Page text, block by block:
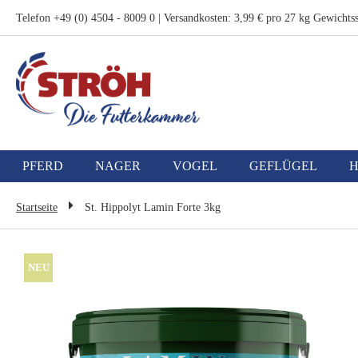
Telefon +49 (0) 4504 - 8009 0 | Versandkosten: 3,99 € pro 27 kg
Zum
Inhalt
springen
PFERD NAGER VOGEL GEFLÜGEL
Startseite St. Hippolyt Lamin Forte 3kg
Zum
Ende
Bildgalerie
springen
NEU